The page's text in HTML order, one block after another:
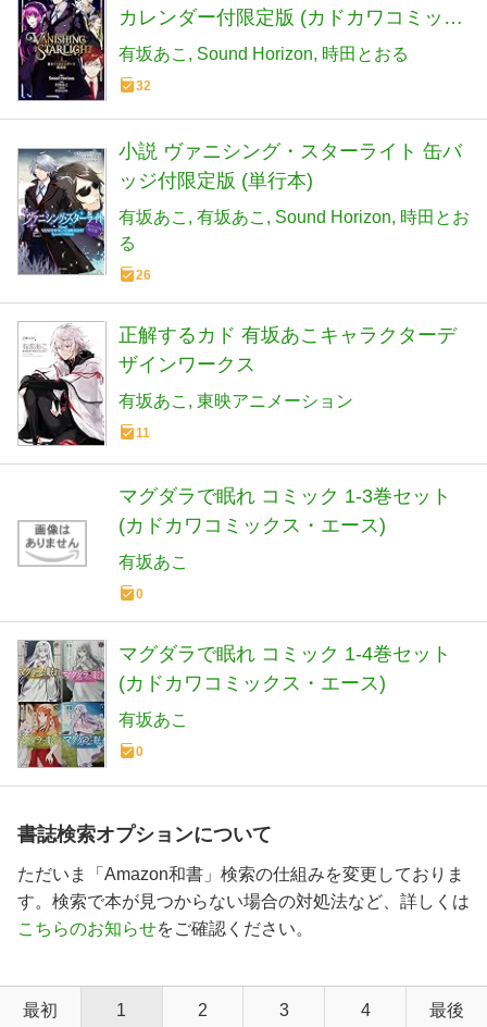
カレンダー付限定版 (カドカワコミック
ス・エース)
有坂あこ Sound Horizon 時田とおる
32
小説 ヴァニシング・スターライト 缶バ
ッジ付限定版 (単行本)
有坂あこ 有坂あこ Sound Horizon 時田とお
る
26
正解するカド 有坂あこキャラクターデ
ザインワークス
有坂あこ 東映アニメーション
11
マグダラで眠れ コミック 1-3巻セット
(カドカワコミックス・エース)
有坂あこ
0
マグダラで眠れ コミック 1-4巻セット
(カドカワコミックス・エース)
有坂あこ
0
書誌検索オプションについて
ただいま「Amazon和書」検索の仕組みを変更しておりま
す。検索で本が見つからない場合の対処法など、詳しくは
こちらのお知らせをご確認ください。
最初 1 2 3 4 最後